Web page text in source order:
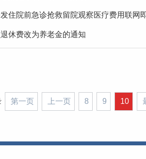
住院前急诊抢救留院观察医疗费用联网
休费改为养老金的通知
第一页 上一页 8 9 10